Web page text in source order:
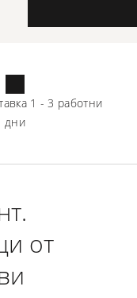
1 - 3 работни
дни
от